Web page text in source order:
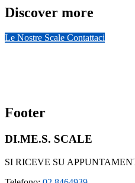
Discover more
Le Nostre Scale Contattaci
Footer
DI.ME.S. SCALE
SI RICEVE SU